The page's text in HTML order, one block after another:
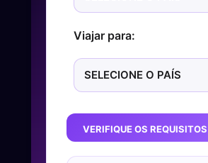
Viajar para:
VERIFIQUE OS